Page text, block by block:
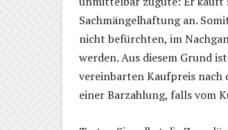
Sachmängelhaftung an.
nicht befürchten, im
werden. Aus diesem Grund
vereinbarten Kaufpreis nach
einer Barzahlung, falls vom